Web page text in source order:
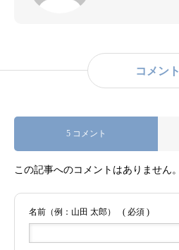
コメント
5 コメント
この記事へのコメントはありません。
名前（例：山田 太郎） ( 必須 )